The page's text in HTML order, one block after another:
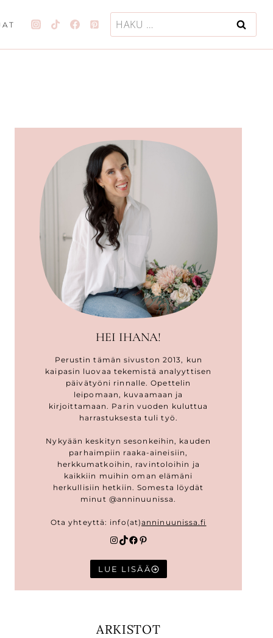
Haku:
HEI IHANA!
Perustin tämän sivuston 2013, kun
kaipasin luovaa tekemistä analyyttisen
päivätyöni rinnalle. Opettelin
leipomaan, kuvaamaan ja
kirjoittamaan. Parin vuoden kuluttua
harrastuksesta tuli työ.
Nykyään keskityn sesonkeihin, kauden
parhaimpiin raaka-aineisiin,
herkkumatkoihin, ravintoloihin ja
kaikkiin muihin oman elämäni
herkullisiin hetkiin. Somesta löydät
minut @anninuunissa.
Ota yhteyttä: info(at)anninuunissa.fi
Instagram
TikTok
Facebook
Pinterest
LUE LISÄÄ
ARKISTOT